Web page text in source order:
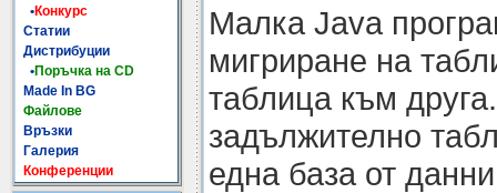
•Конкурс
Статии
Дистрибуции
•Поръчка на CD
Made In BG
Файлове
Връзки
Галерия
Конференции
Малка Java
мигриране на
таблица към
задължително
една база от